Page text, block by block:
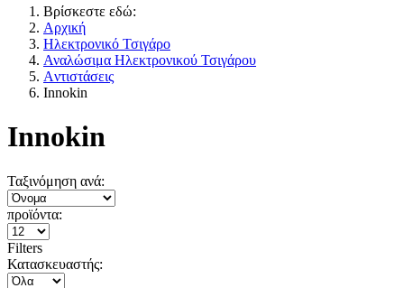
Βρίσκεστε εδώ:
Αρχική
Ηλεκτρονικό Τσιγάρο
Αναλώσιμα Ηλεκτρονικού Τσιγάρου
Aντιστάσεις
Ιnnokin
Ιnnokin
Ταξινόμηση ανά:
προϊόντα:
Filters
Κατασκευαστής: